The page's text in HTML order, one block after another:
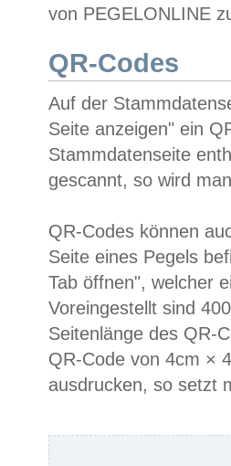
von PEGELONLINE
QR-Codes
Auf der
Seite anzeigen" ein
Stammdatenseite
gescannt, so wird
QR-Codes können
Seite eines Pegels
Tab öffnen", welcher
Voreingestellt sind
Seitenlänge des QR-
QR-Code von 4cm ×
ausdrucken, so setzt